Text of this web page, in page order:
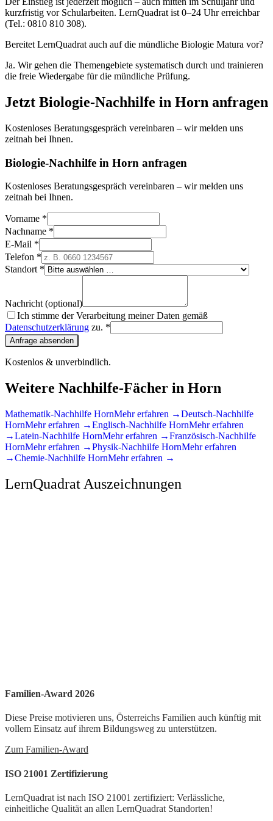
kurzfristig vor Schularbeiten. LernQuadrat ist 0–24 Uhr erreichbar
(Tel.: 0810 810 308).
Bereitet LernQuadrat auch auf die mündliche Biologie Matura vor?
Ja. Wir gehen die Themengebiete systematisch durch und trainieren
die freie Wiedergabe für die mündliche Prüfung.
Jetzt Biologie-Nachhilfe in Horn anfragen
Kostenloses Beratungsgespräch vereinbaren – wir melden uns
zeitnah bei Ihnen.
Biologie-Nachhilfe in Horn anfragen
Kostenloses Beratungsgespräch vereinbaren – wir melden uns
zeitnah bei Ihnen.
Vorname *
Nachname *
E-Mail *
Telefon *
Standort *
Nachricht (optional)
Ich stimme der Verarbeitung meiner Daten gemäß
Datenschutzerklärung zu. *
Anfrage absenden
Kostenlos & unverbindlich.
Weitere Nachhilfe-Fächer in Horn
Mathematik-Nachhilfe HornMehr erfahren →Deutsch-Nachhilfe
HornMehr erfahren →Englisch-Nachhilfe HornMehr erfahren
→Latein-Nachhilfe HornMehr erfahren →Französisch-Nachhilfe
HornMehr erfahren →Physik-Nachhilfe HornMehr erfahren
→Chemie-Nachhilfe HornMehr erfahren →
LernQuadrat Auszeichnungen
Familien-Award 2026
Diese Preise motivieren uns, Österreichs Familien auch künftig mit
vollem Einsatz auf ihrem Bildungsweg zu unterstützen.
Zum Familien-Award
ISO 21001 Zertifizierung
LernQuadrat ist nach ISO 21001 zertifiziert: Verlässliche,
einheitliche Qualität an allen LernQuadrat Standorten!